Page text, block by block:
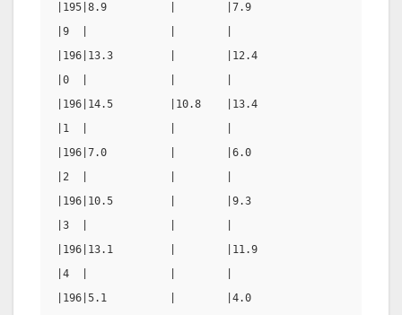
|195|8.9          |        |7.9
|9  |             |        |                        |
|196|13.3         |        |12.4
|0  |             |        |                        |
|196|14.5         |10.8    |13.4
|1  |             |        |                        |
|196|7.0          |        |6.0
|2  |             |        |                        |
|196|10.5         |        |9.3
|3  |             |        |                        |
|196|13.1         |        |11.9
|4  |             |        |                        |
|196|5.1          |        |4.0